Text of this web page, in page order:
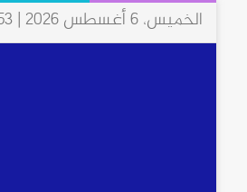
الخميس، 6 أغسطس 2026 | 10:53 م بتوقيت القاهرة